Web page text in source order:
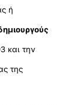
ή
και την
της